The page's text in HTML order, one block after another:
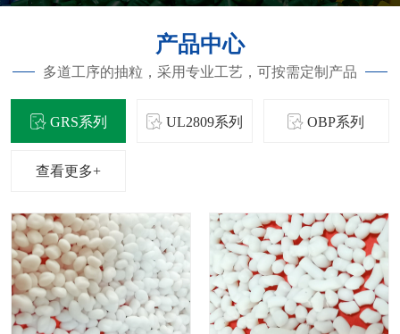
产品中心
多道工序的抽粒，采用专业工艺，可按需定制产品
GRS系列 UL2809系列 OBP系列
查看更多+